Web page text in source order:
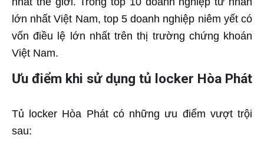
lớn nhất Việt Nam, top 5 doanh nghiệp niêm yết có
vốn điều lệ lớn nhất trên thị trường chứng khoán
Việt Nam.
Ưu điểm khi sử dụng tủ locker Hòa Phát
Tủ locker Hòa Phát có những ưu điểm vượt trội
sau: